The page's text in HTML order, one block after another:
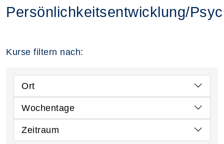
Persönlichkeitsentwicklung/
Kurse filtern nach:
Ort
Wochentage
Zeitraum